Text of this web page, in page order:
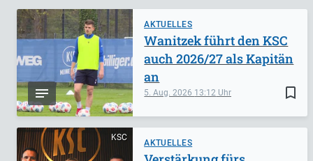
AKTUELLES
bookmark_border
5. Aug. 2026 13:12
Wanitzek führt den KSC
auch 2026/27 als Kapitän
an
KSC
AKTUELLES